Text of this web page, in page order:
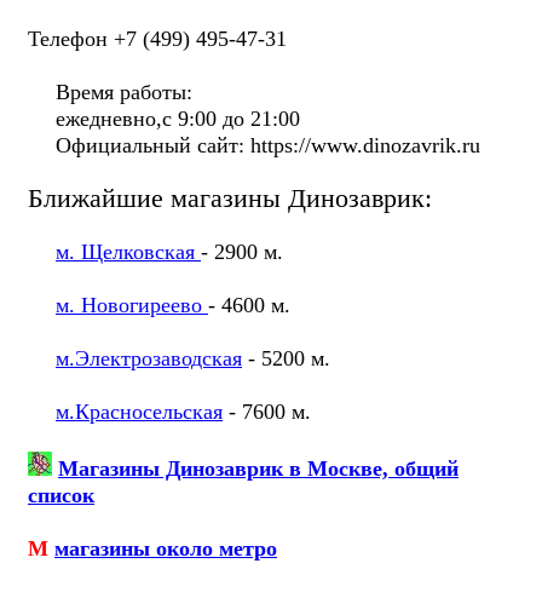
Телефон +7 (499) 495-47-31
Время работы:
ежедневно,с 9:00 до 21:00
Официальный сайт: https://www.dinozavrik.ru
Ближайшие магазины Динозаврик:
м. Щелковская - 2900 м.
м. Новогиреево - 4600 м.
м.Электрозаводская - 5200 м.
м.Красносельская - 7600 м.
Магазины Динозаврик в Москве, общий
список
М магазины около метро